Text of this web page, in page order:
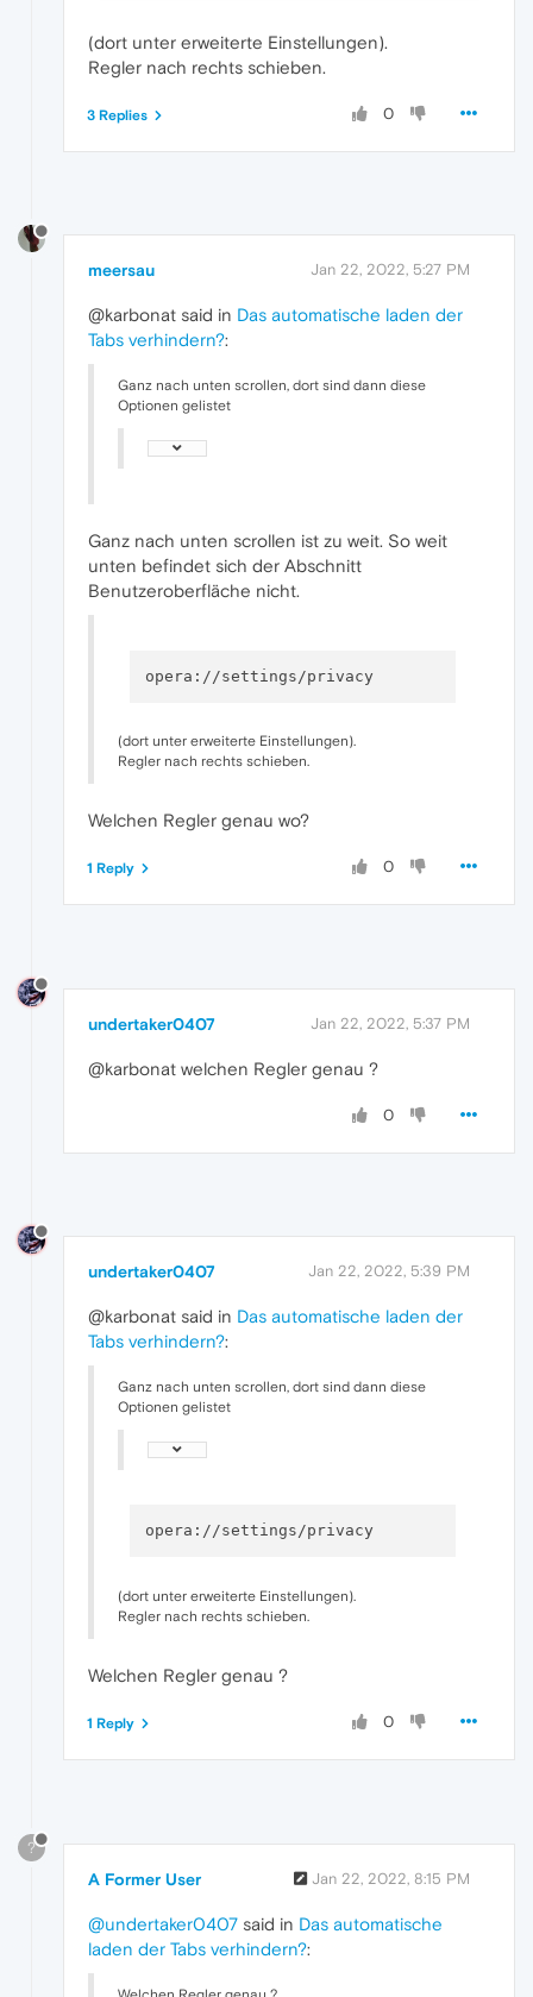
(dort unter erweiterte Einstellungen).
Regler nach rechts schieben.
0
3 Replies
meersau Jan 22, 2022, 5:27 PM
@karbonat said in Das automatische laden der
Tabs verhindern?:
Ganz nach unten scrollen, dort sind dann diese
Optionen gelistet
Ganz nach unten scrollen ist zu weit. So weit
unten befindet sich der Abschnitt
Benutzeroberfläche nicht.
(dort unter erweiterte Einstellungen).
Regler nach rechts schieben.
Welchen Regler genau wo?
0
1 Reply
undertaker0407 Jan 22, 2022, 5:37 PM
@karbonat welchen Regler genau ?
0
undertaker0407 Jan 22, 2022, 5:39 PM
@karbonat said in Das automatische laden der
Tabs verhindern?:
Ganz nach unten scrollen, dort sind dann diese
Optionen gelistet
(dort unter erweiterte Einstellungen).
Regler nach rechts schieben.
Welchen Regler genau ?
0
1 Reply
?
A Former User Jan 22, 2022, 8:15 PM
@undertaker0407 said in Das automatische
laden der Tabs verhindern?: